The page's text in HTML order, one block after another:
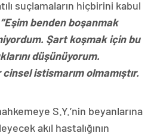
suçlamaların hiçbirini kabul
“Eşim benden boşanmak
Şart koşmak için bu
düşünüyorum.
istismarım olmamıştır.
S.Y.’nin beyanlarına
akıl hastalığının